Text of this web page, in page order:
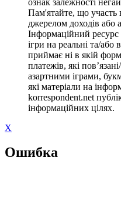
Пам'ятайте, що участь
джерелом доходів або
Інформаційний
ігри на реальні та/або
приймає ні в якій
платежів, які
азартними іграми,
які матеріали на
korrespondent.net
інформаційних цілях.
X
Ошибка